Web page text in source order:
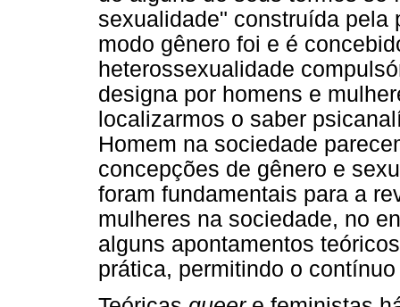
sexualidade" construída pela
modo gênero foi e é
heterossexualidade
designa por homens e
localizarmos o saber
Homem na sociedade
concepções de gênero e
foram fundamentais para a
mulheres na sociedade, no
alguns apontamentos
prática, permitindo o